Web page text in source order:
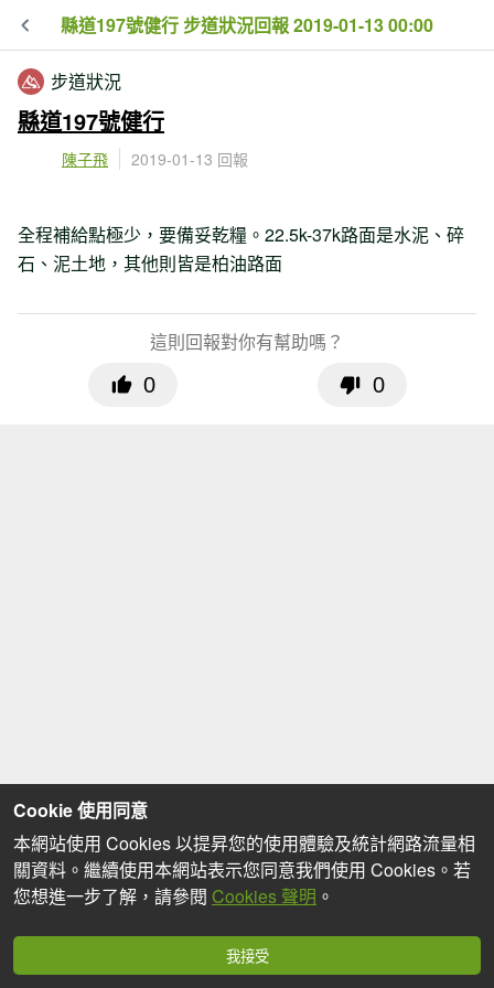
縣道197號健行 步道狀況回報 2019-01-13 00:00
步道狀況
縣道197號健行
陳子飛 2019-01-13 回報
全程補給點極少，要備妥乾糧。22.5k-37k路面是水泥、碎
石、泥土地，其他則皆是柏油路面
這則回報對你有幫助嗎？
0 0
Cookie 使用同意
本網站使用 Cookies 以提昇您的使用體驗及統計網路流量相
關資料。繼續使用本網站表示您同意我們使用 Cookies。若
您想進一步了解，請參閱 Cookies 聲明 。
我接受